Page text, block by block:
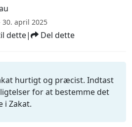
30. april 2025
dette| Del dette
hurtigt og præcist. Indtast
for at bestemme det
i Zakat.